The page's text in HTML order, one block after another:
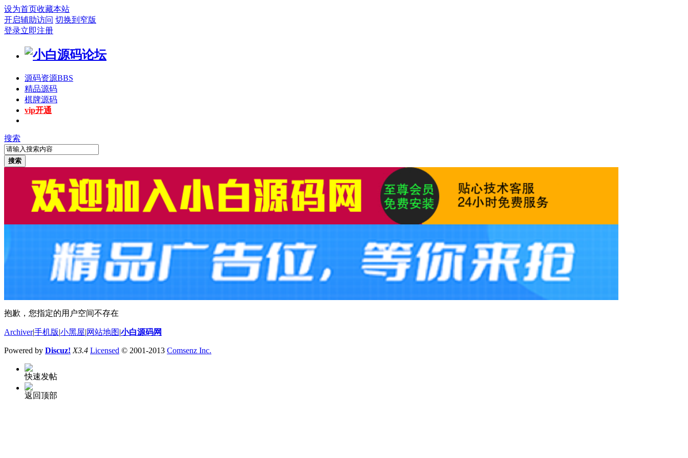
设为首页收藏本站
开启辅助访问 切换到窄版
登录立即注册
源码资源BBS
精品源码
棋牌源码
vip开通
搜索
搜索
抱歉，您指定的用户空间不存在
Archiver|手机版 小黑屋 网站地图 小白源码网
Powered by Discuz! X3.4 Licensed © 2001-2013 Comsenz Inc.
快速发帖
返回顶部